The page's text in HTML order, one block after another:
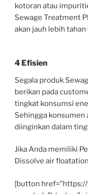
kotoran atau
Sewage Treatment
akan jauh lebih tahan
4 Efisien
Segala produk
berikan pada
tingkat konsumsi
Sehingga konsumen
diinginkan dalam
Jika Anda memiliki
Dissolve air
[button